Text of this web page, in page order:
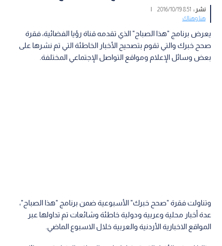
نشر : 8:51 2016/10/19
|
هنا وهناك
يعرض برنامج "هذا الصباح" الذي تقدمه قناة رؤيا الفضائية، فقرة
صحح خبرك والتي تقوم بتصحيح الأخبار الخاطئة التي تم نشرها على
بعض وسائل الإعلام ومواقع التواصل الإجتماعي المختلفة.
وتناولت فقرة "صحح خبرك" الأسبوعية ضمن برنامج "هذا الصباح"،
عدة أخبار محلية وعربية ودولية خاطئة وشائعات تم تداولها عبر
المواقع الاخبارية الأردنية والعربية خلال الاسبوع الماضي.